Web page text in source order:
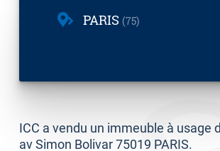
PARIS 75
ICC a vendu un immeuble à usage
av Simon Bolivar 75019 PARIS.